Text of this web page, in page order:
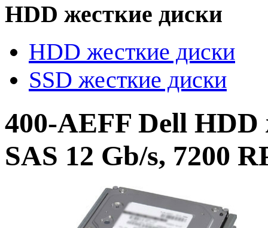
HDD жесткие диски
HDD жесткие диски
SSD жесткие диски
400-AEFF Dell
SAS 12 Gb/s, 7200